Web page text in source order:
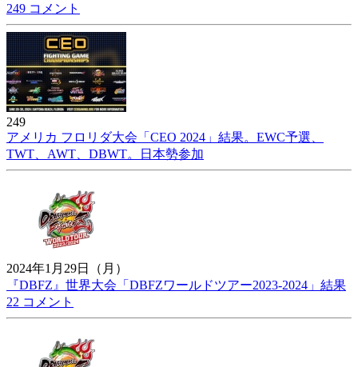
249 コメント
249
アメリカ フロリダ大会「CEO 2024」結果。EWC予選、
TWT、AWT、DBWT。日本勢参加
2024年1月29日（月）
『DBFZ』世界大会「DBFZワールドツアー2023-2024」結果
22 コメント